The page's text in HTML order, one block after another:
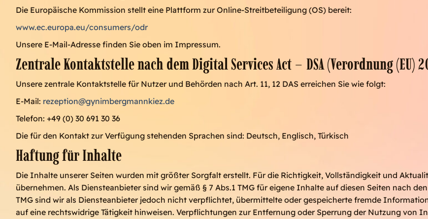
Die Europäische Kommission stellt eine Plattform zur Online-Streitbeteiligung (OS) bereit:
www.ec.europa.eu/consumers/odr
Unsere E-Mail-Adresse finden Sie oben im Impressum.
Zentrale Kontaktstelle nach dem Digital Services Act – DSA (Verordnung (EU)
Unsere zentrale Kontaktstelle für Nutzer und Behörden nach Art. 11, 12 DAS erreichen Sie wie folgt:
E-Mail: rezeption@gynimbergmannkiez.de
Telefon: +49 (0) 30 691 30 36
Die für den Kontakt zur Verfügung stehenden Sprachen sind: Deutsch, Englisch, Türkisch
Haftung für Inhalte
Die Inhalte unserer Seiten wurden mit größter Sorgfalt erstellt. Für die Richtigkeit, Vollständigkeit und
übernehmen. Als Diensteanbieter sind wir gemäß § 7 Abs.1 TMG für eigene Inhalte auf diesen Seiten nach
TMG sind wir als Diensteanbieter jedoch nicht verpflichtet, übermittelte oder gespeicherte fremde
auf eine rechtswidrige Tätigkeit hinweisen. Verpflichtungen zur Entfernung oder Sperrung der Nutzung von